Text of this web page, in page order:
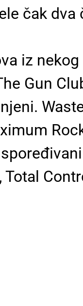
čak dva
iz
Gun